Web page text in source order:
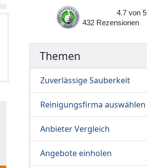
4.7 von5
432
Rezensionen
Themen
Zuverlässige Sauberkeit
Reinigungsfirma auswählen
Anbieter Vergleich
Angebote einholen